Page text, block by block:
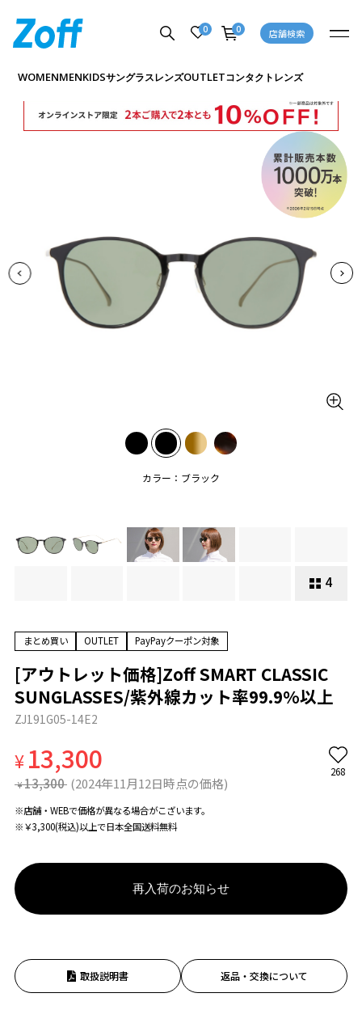
0 0 店舗検索
WOMENMENKIDSサングラスレンズOUTLETコンタクトレンズ
カラー：ブラック
4
商品詳細ページへ
まとめ買い OUTLET PayPayクーポン対象
[アウトレット価格]Zoff SMART CLASSIC
SUNGLASSES/紫外線カット率99.9%以上
ZJ191G05-14E2
¥13,300
¥ 13,300 (2024年11月12日時点の価格)
268
※店舗・WEBで価格が異なる場合がこざいます。
※￥3,300(税込)以上で日本全国送料無料
再入荷のお知らせ
取扱説明書 返品・交換について